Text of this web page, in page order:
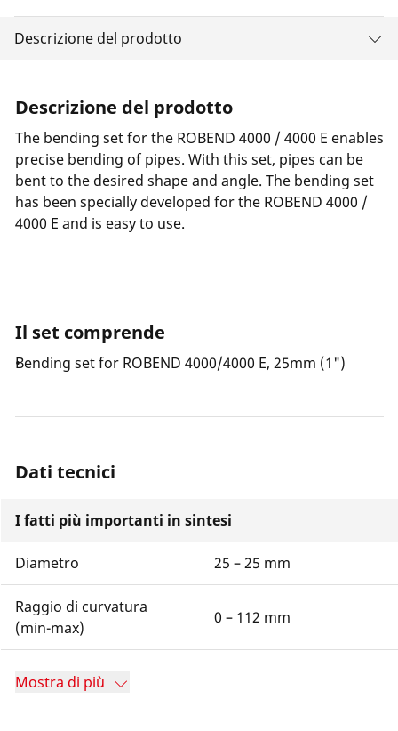
Descrizione del prodotto
Descrizione del prodotto
The bending set for the ROBEND 4000 / 4000 E enables
precise bending of pipes. With this set, pipes can be
bent to the desired shape and angle. The bending set
has been specially developed for the ROBEND 4000 /
4000 E and is easy to use.
Il set comprende
Bending set for ROBEND 4000/4000 E, 25mm (1")
Dati tecnici
I fatti più importanti in sintesi
Diametro 25 – 25 mm
Raggio di curvatura
(min-max)
0 – 112 mm
Mostra di più